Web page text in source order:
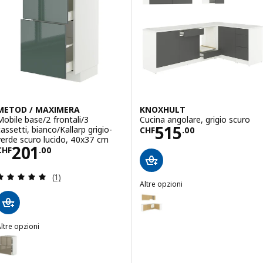
METOD, Mobile base, bianco, 80x37x80 cm
/ MAXIMERA
base/2 frontali/3
bianco/Kallarp grigio-
scuro lucido, 40x37 cm
201 .00CHF 201.00
Recensione: 5 fuori da 5 stelle. Totale recensioni:
(1)
opzioni
/ MAXIMERA
METOD / MAXIMERA, Mobile base/2 frontali/3 cassetti,
KNOXHULT
Cucina angolare, grigio scuro
CHF515.00
Prezzo CHF
Altre opzioni
KNOXHULT
Opzione: KNOXHULT, Cucina